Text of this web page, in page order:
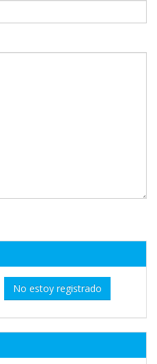
No estoy registrado